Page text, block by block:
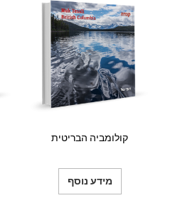
קולומביה הבריטית
מידע נוסף